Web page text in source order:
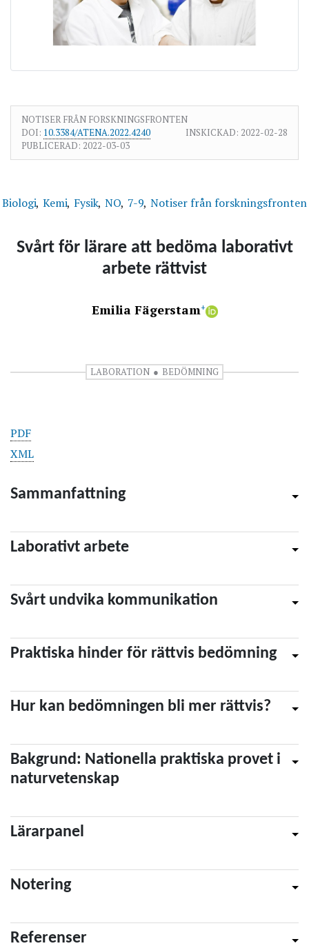
NOTISER FRÅN FORSKNINGSFRONTEN
DOI: 10.3384/ATENA.2022.4240 INSKICKAD: 2022-02-28
PUBLICERAD: 2022-03-03
Biologi Kemi Fysik NO 7-9 Notiser från forskningsfronten
Svårt för lärare att bedöma laborativt
arbete rättvist
Emilia Fägerstam+
LABORATION BEDÖMNING
PDF
XML
Sammanfattning
Laborativt arbete
Svårt undvika kommunikation
Praktiska hinder för rättvis bedömning
Hur kan bedömningen bli mer rättvis?
Bakgrund: Nationella praktiska provet i
naturvetenskap
Lärarpanel
Notering
Referenser